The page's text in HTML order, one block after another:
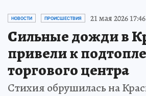
НОВОСТИ ПРОИСШЕСТВИЯ 21 мая 2026 17:46
Сильные дожди в
привели к
торгового центра
Стихия обрушилась на